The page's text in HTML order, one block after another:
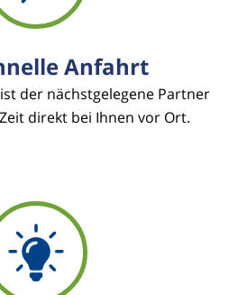
Anfahrt
der nächstgelegene Partner
direkt bei Ihnen vor Ort.